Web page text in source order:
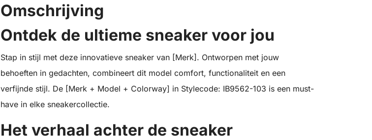
Omschrijving
Ontdek de ultieme sneaker voor jou
Stap in stijl met deze innovatieve sneaker van [Merk]. Ontworpen met jouw
behoeften in gedachten, combineert dit model comfort, functionaliteit en een
verfijnde stijl. De [Merk + Model + Colorway] in Stylecode: IB9562-103 is een must-
have in elke sneakercollectie.
Het verhaal achter de sneaker